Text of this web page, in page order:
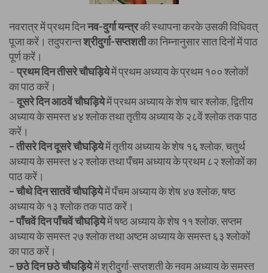
नवरात्र में प्रथम दिननव-दुर्गा यन्त्रकी स्थापना करके उसकी विधिवत्
पूजा करें। तदुपरान्तश्रीदुर्गा-सप्तशतीका निम्नानुसार सात दिनों में पाठ
पूर्ण करें।
–प्रथम दिन तीसरे चौघड़ियेमें प्रथम अध्याय के प्रथम १०० श्लोकों
का पाठ करें।
–दूसरे दिन आठवें चौघड़ियेमें प्रथम अध्याय के शेष चार श्लोक, द्वितीय
अध्याय के समस्त ४४ श्लोक तथा तृतीय अध्याय के २८वें श्लोक तक पाठ
करें।
– तीसरे दिन दूसरे चौघड़ियेमें तृतीय अध्याय के शेष १६ श्लोक, चतुर्थ
अध्याय के समस्त ४२ श्लोक तथा पँचम अध्याय के प्रथम ८२ श्लोकों का
पाठ करें।
– चौथे दिन सातवें चौघड़ियेमें पँचम अध्याय के शेष ४७ श्लोक, षष्ठ
अध्याय के १३ श्लोक तक पाठ करें।
– पाँचवें दिन पाँचवें चौघड़ियेमें षष्ठ अध्याय के शेष ११ श्लोक, सप्तम
अध्याय के समस्त २७ श्लोक तथा अष्टम अध्याय के समस्त ६३ श्लोकों
का पाठ करें।
– छठे दिन छठे चौघड़ियेमें श्रीदुर्गा-सप्तशती के नवम अध्याय के समस्त